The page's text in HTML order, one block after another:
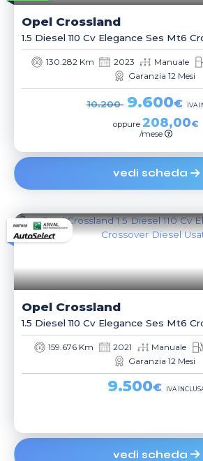
Opel Crossland
1.5 Diesel 110 Cv Elegance Ses Mt6
130.282 Km 2023 Manuale
Garanzia 12 Mesi
10.200 9.600€ IVA
oppure 208,00€
/mese
vedi scheda
Opel Crossland
1.5 Diesel 110 Cv Elegance Ses Mt6
159.676 Km 2021 Manuale
Garanzia 12 Mesi
9.500€ IVA
vedi scheda